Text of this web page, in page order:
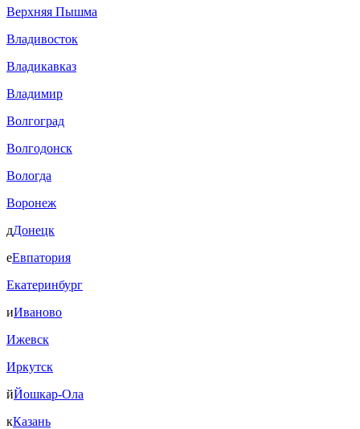
Верхняя Пышма
Владивосток
Владикавказ
Владимир
Волгоград
Волгодонск
Вологда
Воронеж
дДонецк
еЕвпатория
Екатеринбург
иИваново
Ижевск
Иркутск
йЙошкар-Ола
кКазань